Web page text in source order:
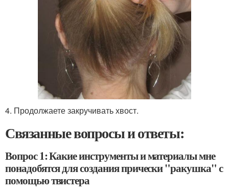
4. Продолжаете закручивать хвост.
Связанные вопросы и ответы:
Вопрос 1: Какие инструменты и материалы мне
понадобятся для создания прически "ракушка" с
помощью твистера